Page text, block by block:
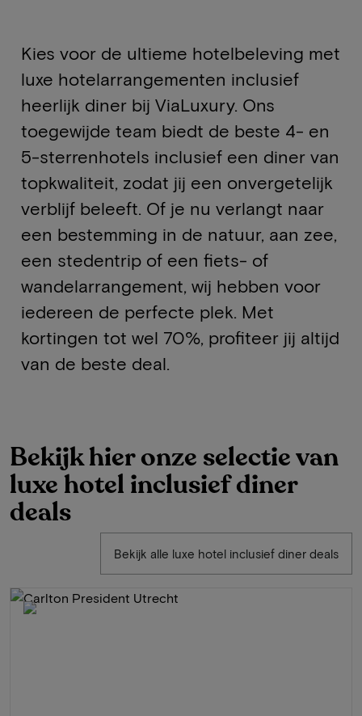
Kies voor de ultieme hotelbeleving met
luxe hotelarrangementen inclusief
heerlijk diner bij ViaLuxury. Ons
toegewijde team biedt de beste 4- en
5-sterrenhotels inclusief een diner van
topkwaliteit, zodat jij een onvergetelijk
verblijf beleeft. Of je nu verlangt naar
een bestemming in de natuur, aan zee,
een stedentrip of een fiets- of
wandelarrangement, wij hebben voor
iedereen de perfecte plek. Met
kortingen tot wel 70%, profiteer jij altijd
van de beste deal.
Bekijk hier onze selectie van
luxe hotel inclusief diner
deals
Bekijk alle luxe hotel inclusief diner deals